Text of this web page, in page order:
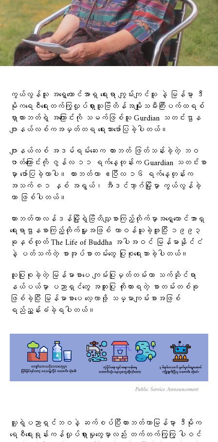
ကွယ်လွန်သူ အရှေ့တောင်အာရှ ရေးရာ ကျွမ်းကျင်သူ နဲ့ မြန်မာ့ ဒီ
မိုကရေစီရေးတက်ကြွလှုပ်ရှားသူဗြိတိန်အမျိုးသမီးကြီးပက်ထရစ်
ရှာဟားဘတ်ရဲ့ အကြောင်းကို သမက်ဖြစ်သူ Gurdian သတင်းဌာန
ဂျာနယ်လစ်ကအမှတ်တရ ​ရေးသားဖော်ပြခဲ့ပါတယ်။
ဂျာနယ်လစ် အဒမ်ရမ်းဆေးက ဟားဘတ် ဖြတ်သန်းခဲ့တဲ့ ဘဝ
ဇာတ်ကြောင်းကို ဇွန်လ ၁၁ ရက်နေ့တုန်းက Guardian သတင်းစာ
မှာ ဖော်ပြခဲ့တာပါ။ ဟားဘတ်ဟာ ဧပြီလ ၁၆ ရက်နေ့တုန်းက
အသက် ၈၁ နှစ် အရွယ်၊ အီဒင်ဘာ့ဂ်မြို့မှာ ကွယ်လွန်ခဲ့
တာ ဖြစ်ပါတယ်။
ဟားဘတ်ဟာလန်ဒန်မြို့ရဲ့ဗြိတိသျှစာကြည့်တိုက်မှာအရှေ့တောင်အာရှ
ရေးရာဌာနစာကြည့်တိုက်မှူးအဖြစ် တာဝန်ယူခဲ့ဖူးပြီး ၁၉၉၃
ခုနှစ်ထုတ် The Life of Buddha အပါအဝင် မြန်မာနိုင်ငံ
နဲ့ ပတ်သက်တဲ့ စာအုပ်စာတမ်းတွေ ပြုစုရေးသားခဲ့ပါတယ်။
သူပြုစုခဲ့တဲ့ မြန်မာစာပေ ကျမ်းပြုမှတ်တမ်းဟာ သက်ဆိုင်ရာ
နယ်ပယ်မှာ ပညာရှင်တွေ အထူးပြု ကိုးကားရတဲ့ စာတမ်းတစ်ခု
ဖြစ်ခဲ့ပြီး မြန်မာစာပေ လေ့လာဖို့ သမ္မာကျမ်းစာအဖြစ်
ရည်ညွှန်းခံခဲ့ရပါတယ်။
Public Service Announcement
သူ့ရဲ့ပညာရှင်ဘဝနဲ့ ဆက်စပ်ပြီးဟားဘတ်ဟာမြန်မာ့ ဒီမိုက
ရေစီရေးရုန်းကန်လှုပ်ရှားမှုတွေမှာလည်း တက်တက်ကြွကြွ ပါဝင်